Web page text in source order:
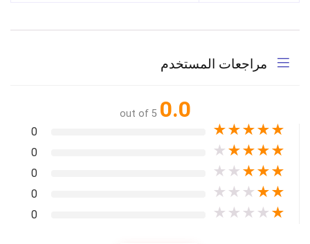
مراجعات المستخدم
0.0
out of 5
★
★
★
★
★
0
★
★
★
★
★
0
★
★
★
★
★
0
★
★
★
★
★
0
★
★
★
★
★
0